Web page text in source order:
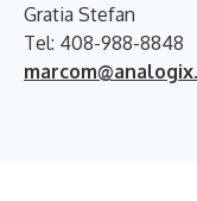
Gratia Stefan
Tel: 408-988-8848